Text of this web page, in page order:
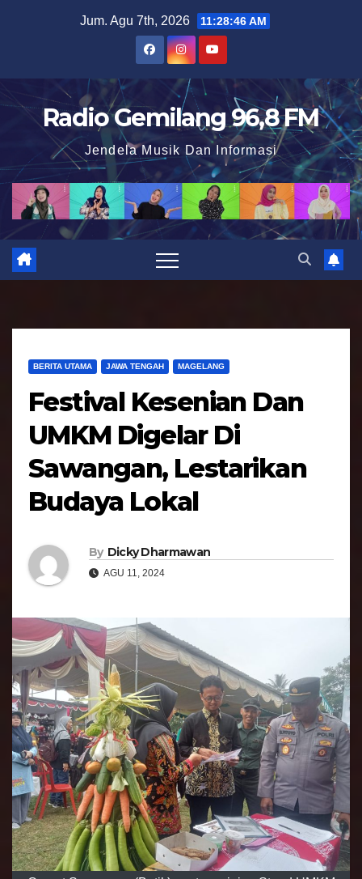
t
o
n
Jum. Agu 7th, 2026 11:28:47 AM
Radio Gemilang 96,8 FM
Jendela Musik Dan Informasi
BERITA UTAMA JAWA TENGAH MAGELANG
Festival Kesenian Dan
UMKM Digelar Di
Sawangan, Lestarikan
Budaya Lokal
By Dicky Dharmawan
AGU 11, 2024